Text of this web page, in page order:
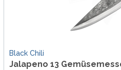
Black Chili
Jalapeno 13